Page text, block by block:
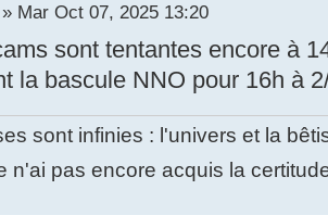
» Mar Oct 07, 2025 13:20
sont tentantes encore à
la bascule NNO pour 16h à
sont infinies : l'univers et la
n'ai pas encore acquis la